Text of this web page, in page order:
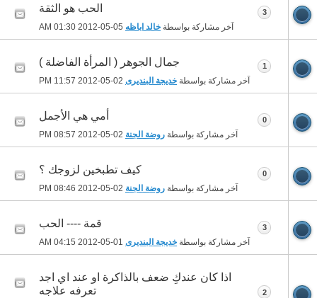
الحب هو الثقة
آخر مشاركة بواسطة خالد اباظه 01:30 AM
3
جمال الجوهر ( المرأة الفاضلة )
آخر مشاركة بواسطة خديجة البنديرى 11:57 PM
1
أمي هي الأجمل
آخر مشاركة بواسطة روضة الجنة 08:57 PM
0
كيف تطبخين لزوجك ؟
آخر مشاركة بواسطة روضة الجنة 08:46 PM
0
قمة ---- الحب
آخر مشاركة بواسطة خديجة البنديرى 04:15 AM
3
اذا كان عندكِ ضعف بالذاكرة او عند اي اجد
تعرفه علاجه‎
2